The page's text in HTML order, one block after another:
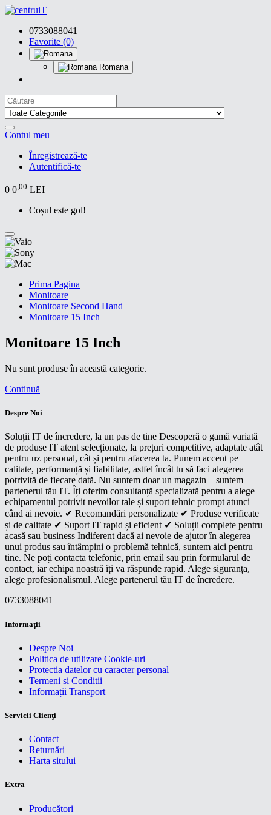
0733088041
Favorite (0)
Romana
Contul meu
Înregistrează-te
Autentifică-te
0 0,00 LEI
Coșul este gol!
Prima Pagina
Monitoare
Monitoare Second Hand
Monitoare 15 Inch
Monitoare 15 Inch
Nu sunt produse în această categorie.
Continuă
Despre Noi
Soluții IT de încredere, la un pas de tine Descoperă o gamă variată
de produse IT atent selecționate, la prețuri competitive, adaptate atât
pentru uz personal, cât și pentru afacerea ta. Punem accent pe
calitate, performanță și fiabilitate, astfel încât tu să faci alegerea
potrivită de fiecare dată. Nu suntem doar un magazin – suntem
partenerul tău IT. Îți oferim consultanță specializată pentru a alege
echipamentul potrivit nevoilor tale și suport tehnic prompt atunci
când ai nevoie. ✔ Recomandări personalizate ✔ Produse verificate
și de calitate ✔ Suport IT rapid și eficient ✔ Soluții complete pentru
acasă sau business Indiferent dacă ai nevoie de ajutor în alegerea
unui produs sau întâmpini o problemă tehnică, suntem aici pentru
tine. Ne poți contacta telefonic, prin email sau prin formularul de
contact, iar echipa noastră îți va răspunde rapid. Alege siguranța,
alege profesionalismul. Alege partenerul tău IT de încredere.
0733088041
Informaţii
Despre Noi
Politica de utilizare Cookie-uri
Protectia datelor cu caracter personal
Termeni si Conditii
Informații Transport
Servicii Clienţi
Contact
Returnări
Harta sitului
Extra
Producători